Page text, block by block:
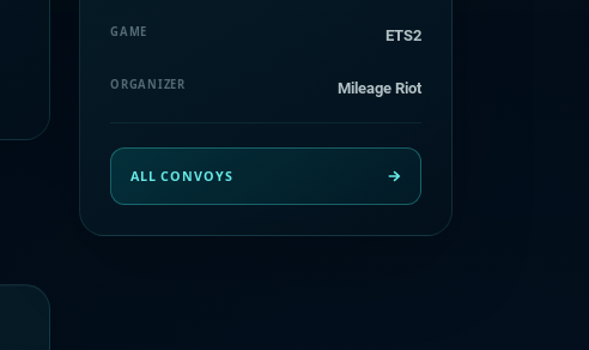
GAME ETS2
ORGANIZER Mileage Riot
ALL CONVOYS